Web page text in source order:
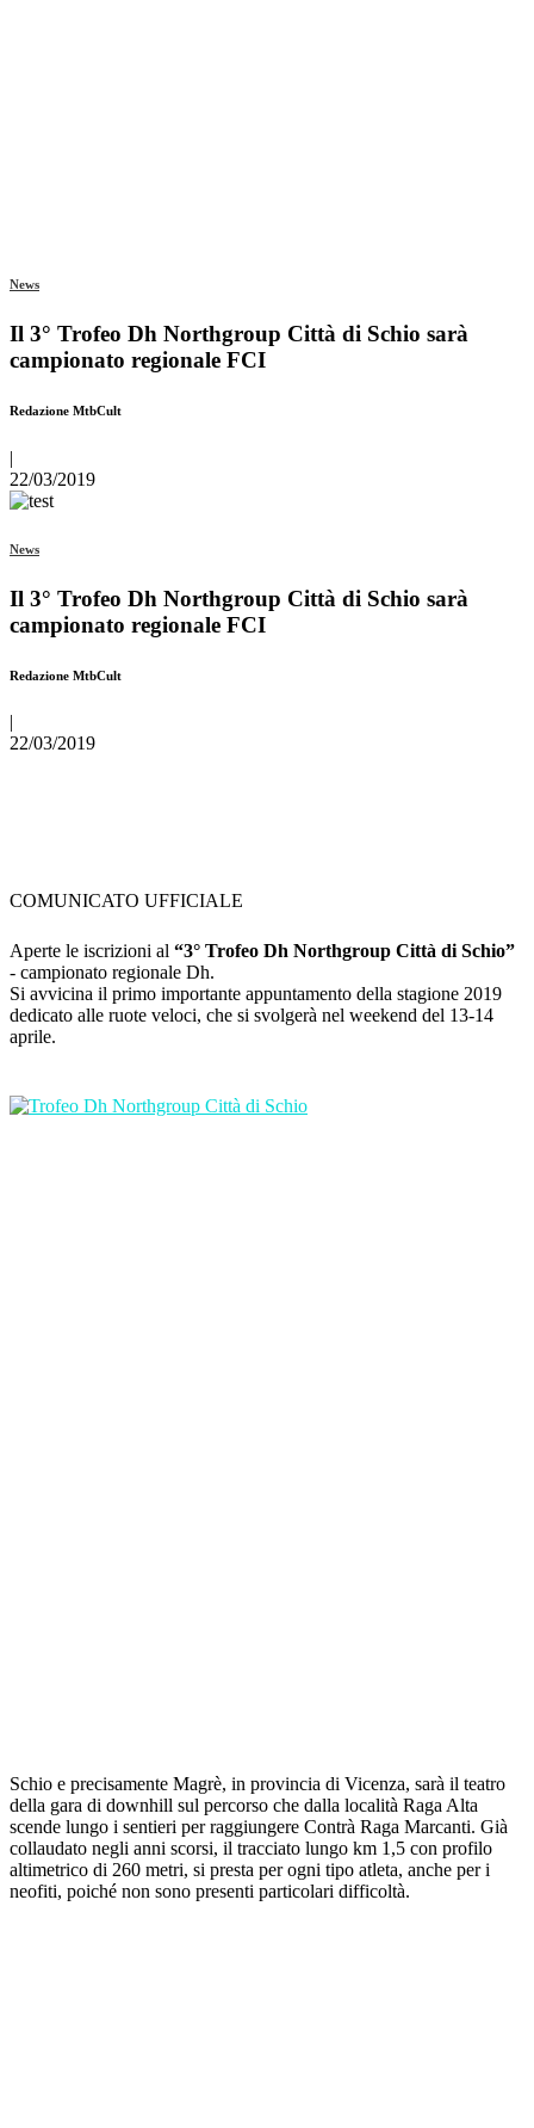
News
Il 3° Trofeo Dh Northgroup Città di Schio sarà
campionato regionale FCI
Redazione MtbCult
|
22/03/2019
News
Il 3° Trofeo Dh Northgroup Città di Schio sarà
campionato regionale FCI
Redazione MtbCult
22/03/2019
COMUNICATO UFFICIALE
Aperte le iscrizioni al “3° Trofeo Dh Northgroup Città di Schio”
- campionato regionale Dh.
Si avvicina il primo importante appuntamento della stagione 2019
dedicato alle ruote veloci, che si svolgerà nel weekend del 13-14
aprile.
Schio e precisamente Magrè, in provincia di Vicenza, sarà il teatro
della gara di downhill sul percorso che dalla località Raga Alta
scende lungo i sentieri per raggiungere Contrà Raga Marcanti. Già
collaudato negli anni scorsi, il tracciato lungo km 1,5 con profilo
altimetrico di 260 metri, si presta per ogni tipo atleta, anche per i
neofiti, poiché non sono presenti particolari difficoltà.